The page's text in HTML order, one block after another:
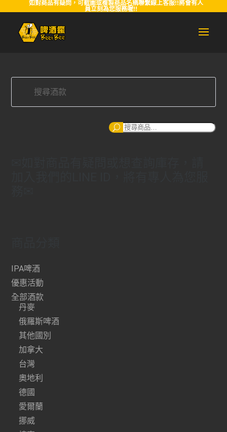
如對商品有疑問，可截圖或複製商品名稱聯繫線上客服!!將會有人
員立刻為您服務喔!!
搜
IPA啤酒
優惠活動
全部酒款
丹麥
俄羅斯啤酒
其他國別
加拿大
台灣
奧地利
德國
愛爾蘭
挪威